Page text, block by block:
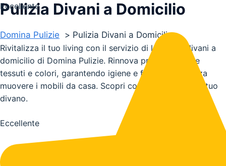
Vai
contenuto
Eccellente
Pulizia Divani a Domicilio
Domina Pulizie
Pulizia Divani a Domicilio
Rivitalizza il tuo living con il servizio di lavaggio divani a
domicilio di Domina Pulizie. Rinnova profondamente
tessuti e colori, garantendo igiene e freschezza senza
muovere i mobili da casa. Scopri come trasformare il tuo
divano.
Eccellente